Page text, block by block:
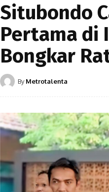
Situbondo
Pertama di
Bongkar
By Metrotalenta